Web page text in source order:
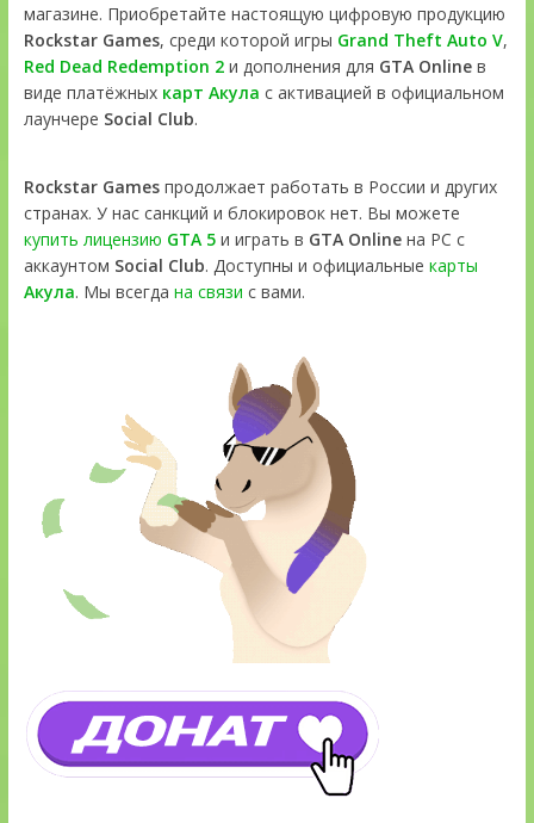
магазине. Приобретайте настоящую цифровую продукцию
Rockstar Games, среди которой игры Grand Theft Auto V,
Red Dead Redemption 2и дополнения для GTA Onlineв
виде платёжных карт Акула с активацией в официальном
лаунчере Social Club.
Rockstar Gamesпродолжает работать в России и других
странах. У нас санкций и блокировок нет. Вы можете
купить лицензию GTA 5и играть в GTA Onlineна PC с
аккаунтом Social Club. Доступны и официальные карты
Акула. Мы всегда на связи с вами.